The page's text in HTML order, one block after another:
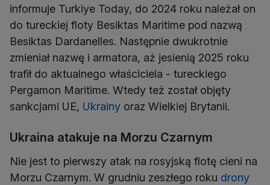
informuje Turkiye Today, do 2024 roku należał on
do tureckiej floty Besiktas Maritime pod nazwą
Besiktas Dardanelles. Następnie dwukrotnie
zmieniał nazwę i armatora, aż jesienią 2025 roku
trafił do aktualnego właściciela - tureckiego
Pergamon Maritime. Wtedy też został objęty
sankcjami UE, Ukrainy oraz Wielkiej Brytanii.
Ukraina atakuje na Morzu Czarnym
Nie jest to pierwszy atak na rosyjską flotę cieni na
Morzu Czarnym. W grudniu zeszłego roku drony